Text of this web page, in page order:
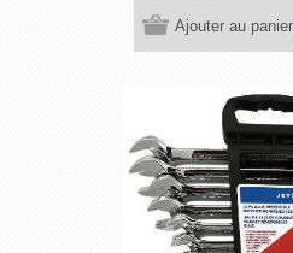
Ajouter au panier